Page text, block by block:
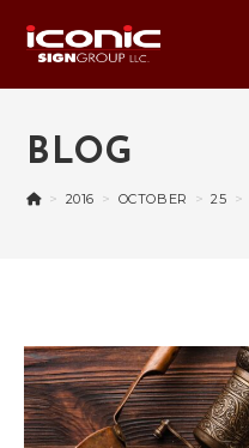
BLOG
> 2016 > OCTOBER > 25 >